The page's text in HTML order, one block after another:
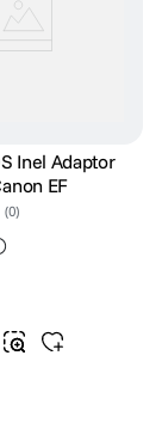
Inel Adaptor
EF
(0)